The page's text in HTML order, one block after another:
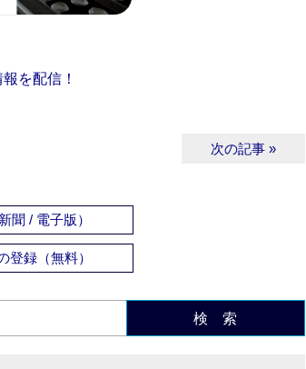
を配信！
次の記事 »
聞 / 電子版）
登録（無料）
検 索